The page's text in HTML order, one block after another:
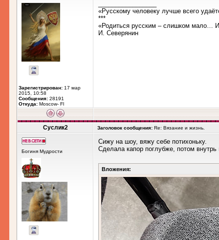
Зарегистрирован: 17 мар
2015, 10:58
Сообщения: 28191
Откуда: Moscow- Fl
«Русскому человеку лучше всего
***
«Родиться русским – слишком мало…
И. Северянин
Суслик2 Заголовок сообщения: Re: Вязание и жизнь.
Богиня Мудрости
Сижу на шоу, вяжу себе потихоньку.
Сделала капор поглубже, потом
Вложения: